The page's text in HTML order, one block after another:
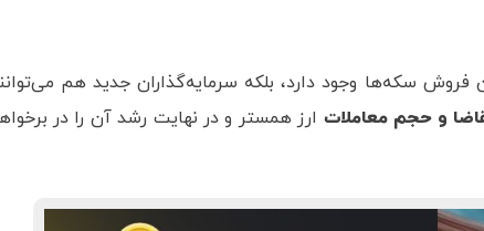
سکه‌ها وجود دارد، بلکه سرمایه‌گذاران جدید هم
و حجم معاملات ارز همستر و در نهایت رشد آن را در